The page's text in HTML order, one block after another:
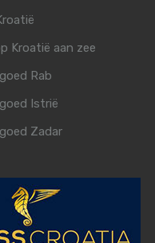
Kroatië aan zee
Rab
Istrië
Zadar